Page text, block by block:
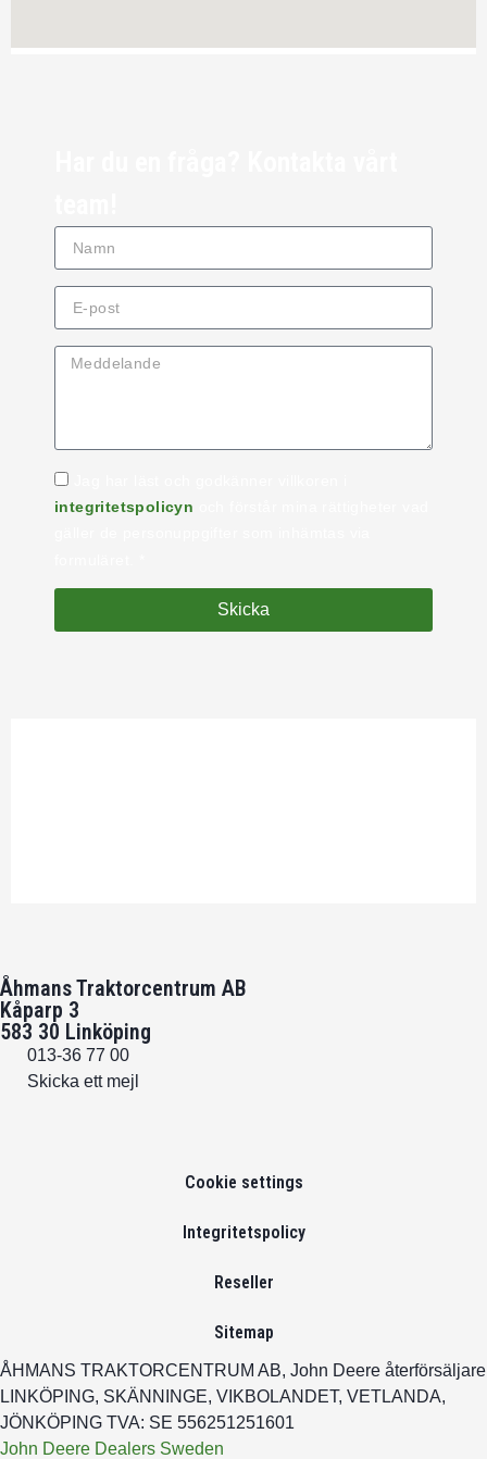
integritetspolicyn
Skicka
Åhmans Traktorcentrum AB
Kåparp 3
583 30 Linköping
013-36 77 00
Skicka ett mejl
Сookie settings
Integritetspolicy
Reseller
Sitemap
ÅHMANS TRAKTORCENTRUM AB, John Deere återförsäljare
LINKÖPING, SKÄNNINGE, VIKBOLANDET, VETLANDA,
JÖNKÖPING TVA: SE 556251251601
John Deere Dealers Sweden